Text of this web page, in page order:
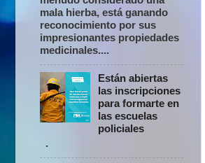
mala hierba, está ganando
reconocimiento por sus
impresionantes propiedades
medicinales....
Están abiertas
las inscripciones
para formarte en
las escuelas
policiales
.